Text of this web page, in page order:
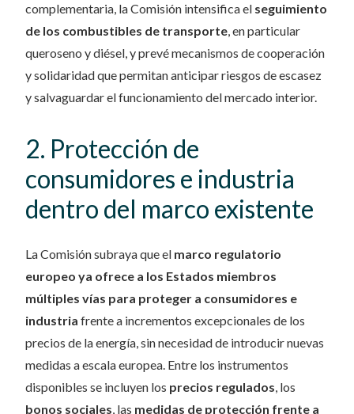
complementaria, la Comisión intensifica el seguimiento
de los combustibles de transporte, en particular
queroseno y diésel, y prevé mecanismos de cooperación
y solidaridad que permitan anticipar riesgos de escasez
y salvaguardar el funcionamiento del mercado interior.
2. Protección de
consumidores e industria
dentro del marco existente
La Comisión subraya que el marco regulatorio
europeo ya ofrece a los Estados miembros
múltiples vías para proteger a consumidores e
industria frente a incrementos excepcionales de los
precios de la energía, sin necesidad de introducir nuevas
medidas a escala europea. Entre los instrumentos
disponibles se incluyen los precios regulados, los
bonos sociales, las medidas de protección frente a